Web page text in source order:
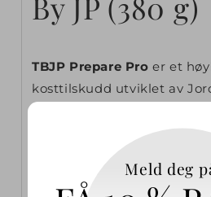
g
TBJP Prepare Pro er et
kosttilskudd utviklet av
prestasjonsfokuserte
inneholder blant annet
Nitrosigine®, Rednite® og
Meld deg